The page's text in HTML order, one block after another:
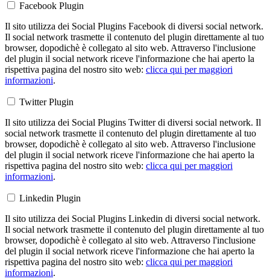
Facebook Plugin
Il sito utilizza dei Social Plugins Facebook di diversi social network.
Il social network trasmette il contenuto del plugin direttamente al tuo
browser, dopodichè è collegato al sito web. Attraverso l'inclusione
del plugin il social network riceve l'informazione che hai aperto la
rispettiva pagina del nostro sito web: clicca qui per maggiori
informazioni.
Twitter Plugin
Il sito utilizza dei Social Plugins Twitter di diversi social network. Il
social network trasmette il contenuto del plugin direttamente al tuo
browser, dopodichè è collegato al sito web. Attraverso l'inclusione
del plugin il social network riceve l'informazione che hai aperto la
rispettiva pagina del nostro sito web: clicca qui per maggiori
informazioni.
Linkedin Plugin
Il sito utilizza dei Social Plugins Linkedin di diversi social network.
Il social network trasmette il contenuto del plugin direttamente al tuo
browser, dopodichè è collegato al sito web. Attraverso l'inclusione
del plugin il social network riceve l'informazione che hai aperto la
rispettiva pagina del nostro sito web: clicca qui per maggiori
informazioni.